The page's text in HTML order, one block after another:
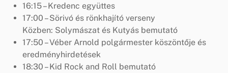
16:15 – Kredenc együttes
17:00 – Sörivó és rönkhajító verseny
Közben: Solymászat és Kutyás bemutató
17:50 – Véber Arnold polgármester köszöntője és
eredményhirdetések
18:30 – Kid Rock and Roll bemutató